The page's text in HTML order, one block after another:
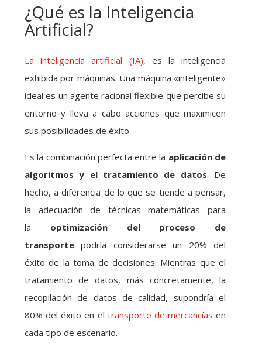
¿Qué es la Inteligencia
Artificial?
La inteligencia artificial (IA), es la inteligencia
exhibida por máquinas. Una máquina «inteligente»
ideal es un agente racional flexible que percibe su
entorno y lleva a cabo acciones que maximicen
sus posibilidades de éxito.
Es la combinación perfecta entre la aplicación de
algoritmos y el tratamiento de datos. De
hecho, a diferencia de lo que se tiende a pensar,
la adecuación de técnicas matemáticas para
la optimización del proceso de
transporte podría considerarse un 20% del
éxito de la toma de decisiones. Mientras que el
tratamiento de datos, más concretamente, la
recopilación de datos de calidad, supondría el
80% del éxito en el transporte de mercancías en
cada tipo de escenario.